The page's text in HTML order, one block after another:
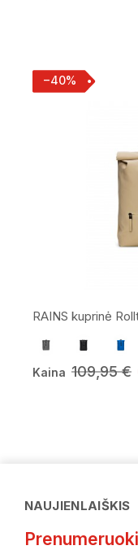
−40%
RAINS kuprinė
Kaina 109,95 €
NAUJIENLAIŠKIS